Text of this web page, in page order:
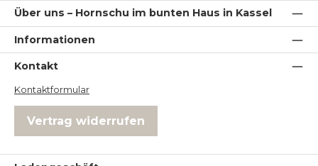
Über uns – Hornschu im bunten Haus in Kassel
Informationen
Kontakt
Kontaktformular
Vertrag widerrufen